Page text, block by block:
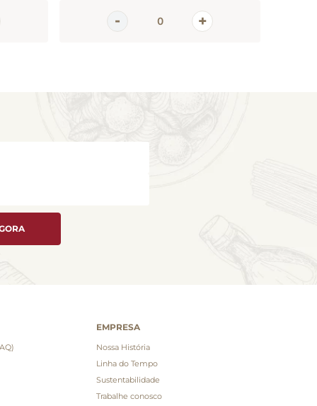
EMPRESA
Nossa História
Linha do Tempo
Sustentabilidade
Trabalhe conosco